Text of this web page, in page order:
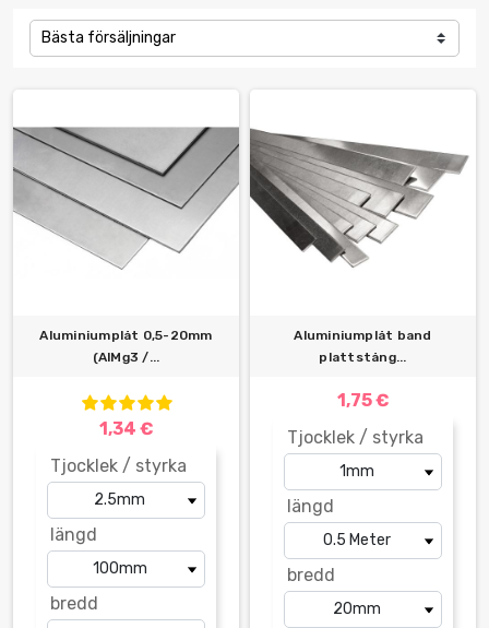
Bästa försäljningar
Aluminiumplåt 0,5-20mm
(AlMg3 /...
1,34 €
Tjocklek / styrka
längd
bredd
Aluminiumplåt band
plattstång...
1,75 €
Tjocklek / styrka
längd
bredd